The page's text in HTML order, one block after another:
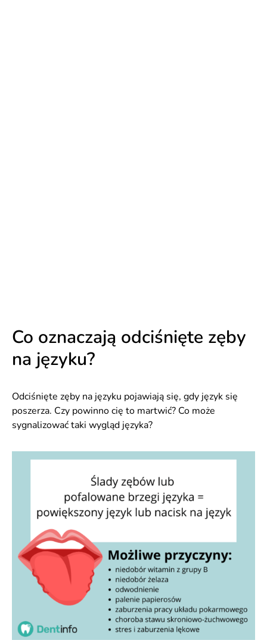
Co oznaczają odciśnięte zęby
na języku?
Odciśnięte zęby na języku pojawiają się, gdy język się
poszerza. Czy powinno cię to martwić? Co może
sygnalizować taki wygląd języka?